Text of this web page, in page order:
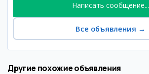
Написать сообщение...
Все объявления →
Другие похожие объявления